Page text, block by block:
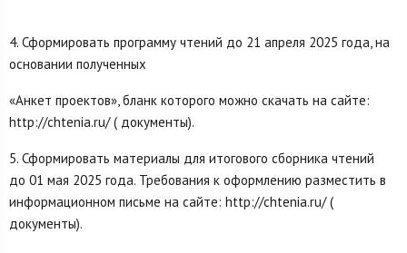
4. Сформировать программу чтений до 21 апреля 2025 года, на
основании полученных
«Анкет проектов», бланк которого можно скачать на сайте:
http://chtenia.ru/ ( документы).
5. Сформировать материалы для итогового сборника чтений
до 01 мая 2025 года. Требования к оформлению разместить в
информационном письме на сайте: http://chtenia.ru/ (
документы).